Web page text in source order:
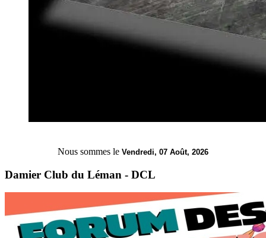
Nous sommes le Vendredi, 07 Août, 2026
Damier Club du Léman - DCL